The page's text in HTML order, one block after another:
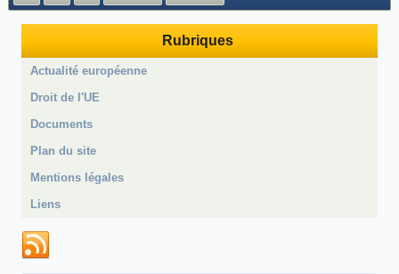
Rubriques
Actualité européenne
Droit de l'UE
Documents
Plan du site
Mentions légales
Liens